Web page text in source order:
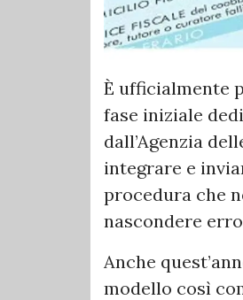
È ufficialmente
fase iniziale
dall’Agenzia
integrare e
procedura che
nascondere
Anche
modello così